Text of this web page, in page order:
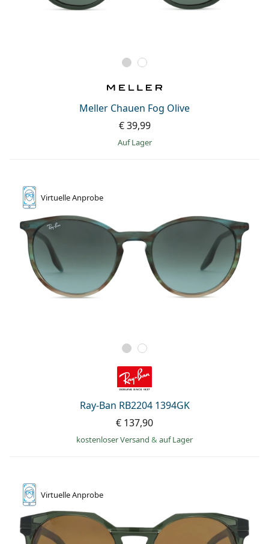
Meller Chauen Fog Olive
€ 39,99
auf Lager
VirtuelleAnprobe
Ray-Ban RB2204 1394GK
€ 137,90
kostenloser Versand & auf Lager
VirtuelleAnprobe